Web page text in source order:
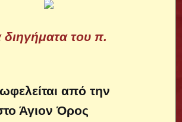
διηγήματα του π.
από την
Άγιον Όρος